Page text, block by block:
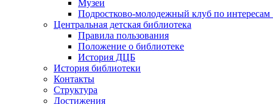
Музеи
Подростково-молодежный клуб по интересам
Центральная детская библиотека
Правила пользования
Положение о библиотеке
История ДЦБ
История библиотеки
Контакты
Структура
Достижения